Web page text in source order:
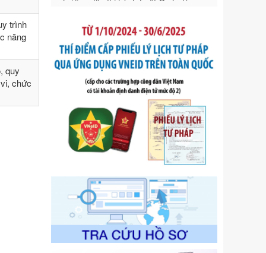
trình
năng
quy
chức
Tên: Nghị định số 292/2026/NĐ-CP
của Chính phủ: Quy định chi tiết một
số điều và biện pháp để tổ chức,
hướng dẫn thi hành Luật Quản lý
ngoại thương
Ngày ban hành: 21/07/2026
105/2026/TT-BTC
Tên: Thông tư số 105/2026/TT-BTC
của Bộ Tài chính: Bãi bỏ Thông tư số
87/2019/TT- BТC ngày 19 tháng 12
năm 2019 của Bộ trưởng Bộ Tài
chính hướng dẫn thực hiện xử phạt
vi phạm hành chính trong lĩnh vực
kho bạc nhà nước
Ngày ban hành: 21/07/2026
Số kí hiệu:291/2026/NĐ-CP
Tên: Nghị định số 291/2026/NĐ-CP
của Chính phủ: Sửa đổi, bổ sung